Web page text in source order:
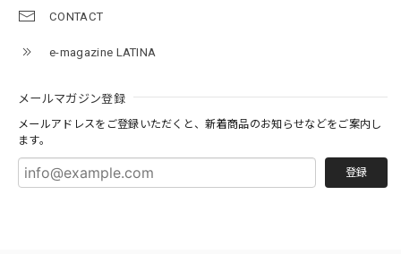
CONTACT
e-magazine LATINA
メールマガジン登録
メールアドレスをご登録いただくと、新着商品のお知らせなどをご案内し
ます。
登録